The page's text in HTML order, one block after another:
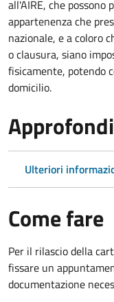
all'AIRE, che possono
appartenenza che
nazionale, e a coloro
o clausura, siano
fisicamente, potendo
domicilio.
Ulteriori
Come fare
Per il rilascio della
fissare un
documentazione